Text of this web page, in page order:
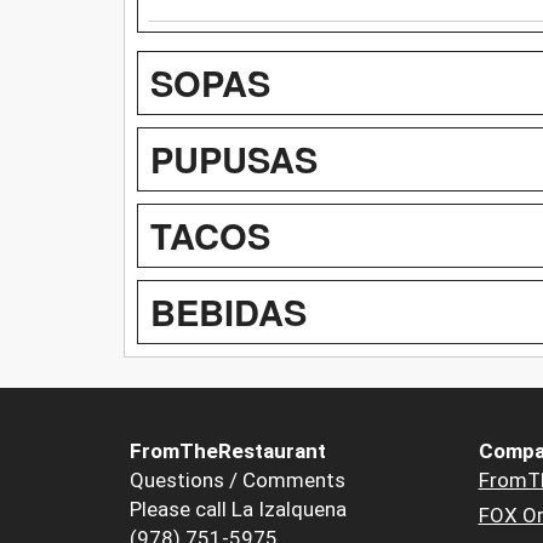
SOPAS
PUPUSAS
TACOS
BEBIDAS
FromTheRestaurant
Questions / Comments
Please call La Izalquena
(978) 751-5975
FOX